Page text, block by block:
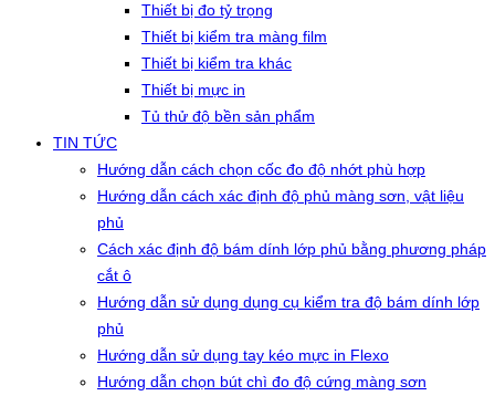
Thiết bị đo tỷ trọng
Thiết bị kiểm tra màng film
Thiết bị kiểm tra khác
Thiết bị mực in
Tủ thử độ bền sản phẩm
TIN TỨC
Hướng dẫn cách chọn cốc đo độ nhớt phù hợp
Hướng dẫn cách xác định độ phủ màng sơn, vật liệu
phủ
Cách xác định độ bám dính lớp phủ bằng phương pháp
cắt ô
Hướng dẫn sử dụng dụng cụ kiểm tra độ bám dính lớp
phủ
Hướng dẫn sử dụng tay kéo mực in Flexo
Hướng dẫn chọn bút chì đo độ cứng màng sơn